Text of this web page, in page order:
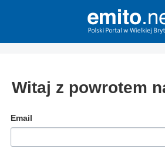
Witaj z powrotem
Email